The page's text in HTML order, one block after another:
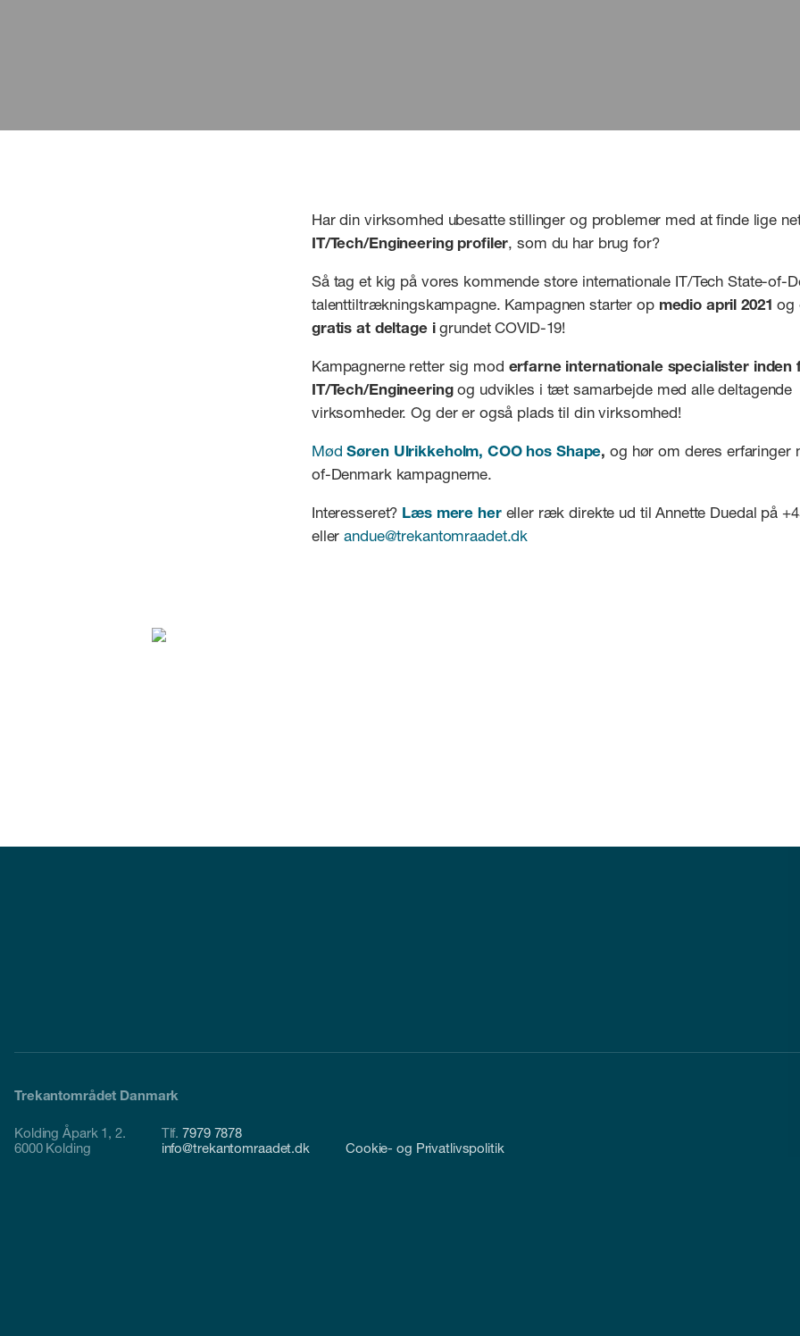
Har din virksomhed ubesatte stillinger og problemer med at finde lige
IT/Tech/Engineering profiler, som du har brug for?
Så tag et kig på vores kommende store internationale IT/Tech State-of-
talenttiltrækningskampagne. Kampagnen starter op medio april 2021 og
gratis at deltage igrundet COVID-19!
Kampagnerne retter sig mod erfarne internationale specialister inden
IT/Tech/Engineeringog udvikles i tæt samarbejde med alle deltagende
virksomheder. Og der er også plads til din virksomhed!
MødSøren Ulrikkeholm, COO hos Shape, og hør om deres erfaringer
of-Denmark kampagnerne.
Interesseret? Læs mere hereller ræk direkte ud til Annette Duedal på
ellerandue@trekantomraadet.dk
Trekantområdet Danmark
Kolding Åpark 1, 2.
6000 Kolding
Tlf.7979 7878
info@trekantomraadet.dk
Cookie- og Privatlivspolitik